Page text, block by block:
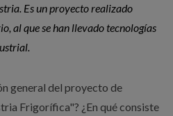
Es un proyecto realizado
al que se han llevado tecnologías
general del proyecto de
Frigorífica"? ¿En qué consiste